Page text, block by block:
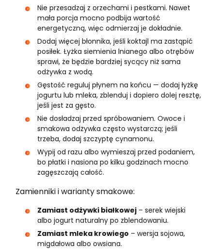
Nie przesadzaj z orzechami i pestkami. Nawet
mała porcja mocno podbija wartość
energetyczną, więc odmierzaj je dokładnie.
Dodaj więcej błonnika, jeśli koktajl ma zastąpić
posiłek. Łyżka siemienia lnianego albo otrębów
sprawi, że będzie bardziej sycący niż sama
odżywka z wodą.
Gęstość reguluj płynem na końcu — dodaj łyżkę
jogurtu lub mleka, zblenduj i dopiero dolej resztę,
jeśli jest za gęsto.
Nie dosładzaj przed spróbowaniem. Owoce i
smakowa odżywka często wystarczą; jeśli
trzeba, dodaj szczyptę cynamonu.
Wypij od razu albo wymieszaj przed podaniem,
bo płatki i nasiona po kilku godzinach mocno
zagęszczają całość.
Zamienniki i warianty smakowe:
Zamiast odżywki białkowej – serek wiejski
albo jogurt naturalny po zblendowaniu.
Zamiast mleka krowiego – wersja sojowa,
migdałowa albo owsiana.